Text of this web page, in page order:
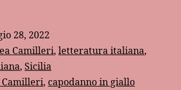
28, 2022
Camilleri, letteratura italiana,
, Sicilia
, capodanno in giallo